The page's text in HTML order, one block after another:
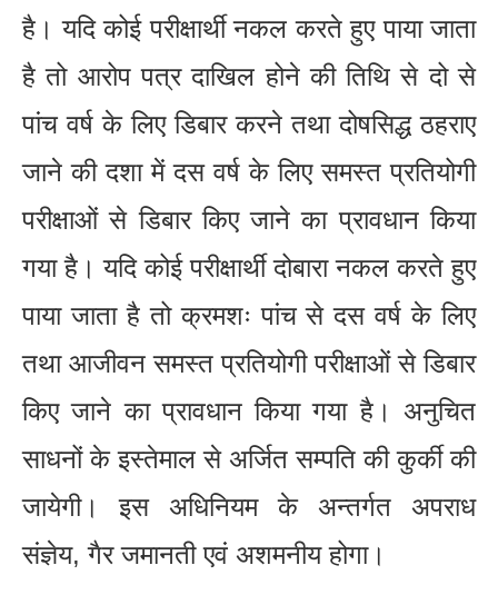
है। यदि कोई परीक्षार्थी नकल करते हुए पाया जाता
है तो आरोप पत्र दाखिल होने की तिथि से दो से
पांच वर्ष के लिए डिबार करने तथा दोषसिद्ध ठहराए
जाने की दशा में दस वर्ष के लिए समस्त प्रतियोगी
परीक्षाओं से डिबार किए जाने का प्रावधान किया
गया है। यदि कोई परीक्षार्थी दोबारा नकल करते हुए
पाया जाता है तो क्रमशः पांच से दस वर्ष के लिए
तथा आजीवन समस्त प्रतियोगी परीक्षाओं से डिबार
किए जाने का प्रावधान किया गया है। अनुचित
साधनों के इस्तेमाल से अर्जित सम्पति की कुर्की की
जायेगी। इस अधिनियम के अन्तर्गत अपराध
संज्ञेय, गैर जमानती एवं अशमनीय होगा।